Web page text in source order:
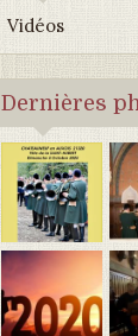
Vidéos
Dernières